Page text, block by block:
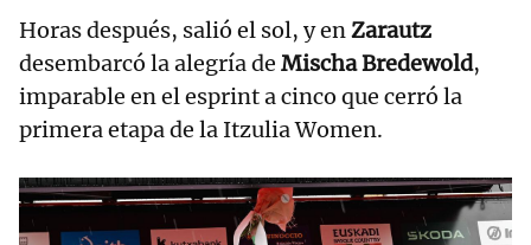
Horas después, salió el sol, y enZarautz
desembarcó la alegría de Mischa Bredewold,
imparable en el esprint a cinco que cerró la
primera etapa de la Itzulia Women.